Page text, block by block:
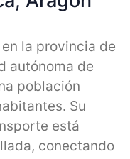
la provincia de
autónoma de
población
Su
está
conectando